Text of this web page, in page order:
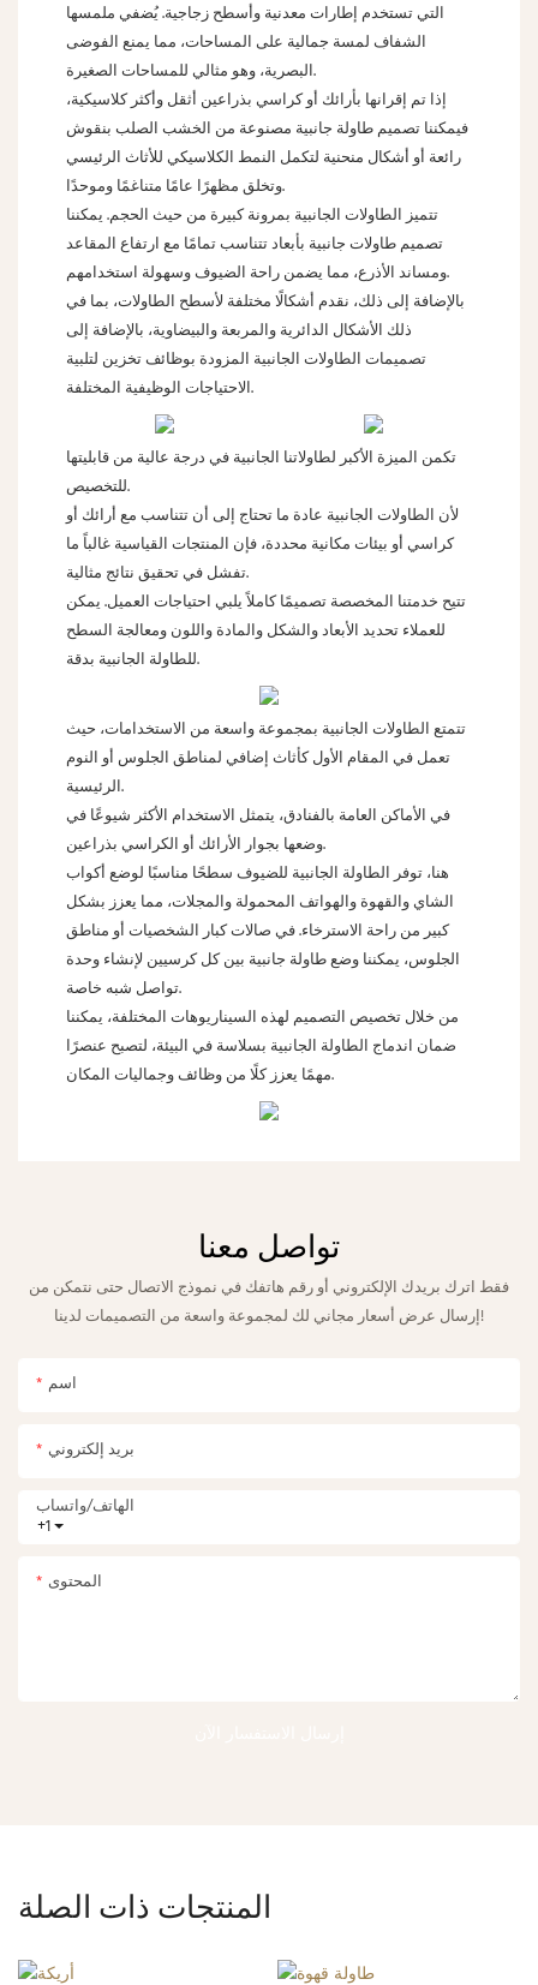
التي تستخدم إطارات معدنية وأسطح زجاجية. يُضفي ملمسها
الشفاف لمسة جمالية على المساحات، مما يمنع الفوضى
البصرية، وهو مثالي للمساحات الصغيرة.
إذا تم إقرانها بأرائك أو كراسي بذراعين أثقل وأكثر كلاسيكية،
فيمكننا تصميم طاولة جانبية مصنوعة من الخشب الصلب بنقوش
رائعة أو أشكال منحنية لتكمل النمط الكلاسيكي للأثاث الرئيسي
وتخلق مظهرًا عامًا متناغمًا وموحدًا.
تتميز الطاولات الجانبية بمرونة كبيرة من حيث الحجم. يمكننا
تصميم طاولات جانبية بأبعاد تتناسب تمامًا مع ارتفاع المقاعد
ومساند الأذرع، مما يضمن راحة الضيوف وسهولة استخدامهم.
بالإضافة إلى ذلك، نقدم أشكالًا مختلفة لأسطح الطاولات، بما في
ذلك الأشكال الدائرية والمربعة والبيضاوية، بالإضافة إلى
تصميمات الطاولات الجانبية المزودة بوظائف تخزين لتلبية
الاحتياجات الوظيفية المختلفة.
تكمن الميزة الأكبر لطاولاتنا الجانبية في درجة عالية من قابليتها
للتخصيص.
لأن الطاولات الجانبية عادة ما تحتاج إلى أن تتناسب مع أرائك أو
كراسي أو بيئات مكانية محددة، فإن المنتجات القياسية غالباً ما
تفشل في تحقيق نتائج مثالية.
تتيح خدمتنا المخصصة تصميمًا كاملاً يلبي احتياجات العميل. يمكن
للعملاء تحديد الأبعاد والشكل والمادة واللون ومعالجة السطح
للطاولة الجانبية بدقة.
تتمتع الطاولات الجانبية بمجموعة واسعة من الاستخدامات، حيث
تعمل في المقام الأول كأثاث إضافي لمناطق الجلوس أو النوم
الرئيسية.
في الأماكن العامة بالفنادق، يتمثل الاستخدام الأكثر شيوعًا في
وضعها بجوار الأرائك أو الكراسي بذراعين.
هنا، توفر الطاولة الجانبية للضيوف سطحًا مناسبًا لوضع أكواب
الشاي والقهوة والهواتف المحمولة والمجلات، مما يعزز بشكل
كبير من راحة الاسترخاء. في صالات كبار الشخصيات أو مناطق
الجلوس، يمكننا وضع طاولة جانبية بين كل كرسيين لإنشاء وحدة
تواصل شبه خاصة.
من خلال تخصيص التصميم لهذه السيناريوهات المختلفة، يمكننا
ضمان اندماج الطاولة الجانبية بسلاسة في البيئة، لتصبح عنصرًا
مهمًا يعزز كلًا من وظائف وجماليات المكان.
تواصل معنا
فقط اترك بريدك الإلكتروني أو رقم هاتفك في نموذج الاتصال حتى نتمكن من
إرسال عرض أسعار مجاني لك لمجموعة واسعة من التصميمات لدينا!
اسم
بريد إلكتروني
+1
الهاتف/واتساب
المحتوى
المنتجات ذات الصلة